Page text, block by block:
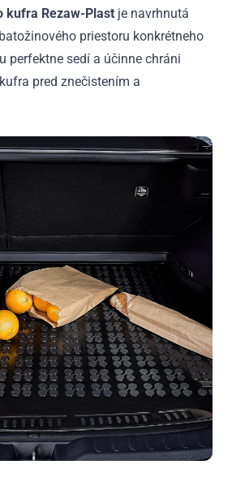
kufra Rezaw-Plast je navrhnutá
priestoru konkrétneho
perfektne sedí a účinne chráni
pred znečistením a